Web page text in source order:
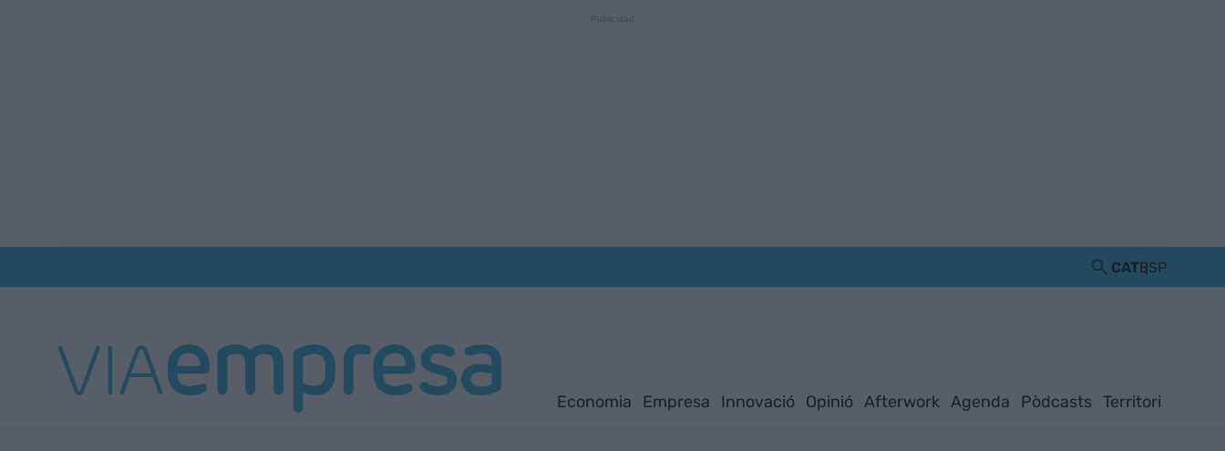
CATESP
Economia Empresa Innovació Opinió Afterwork Agenda Pòdcasts Territori